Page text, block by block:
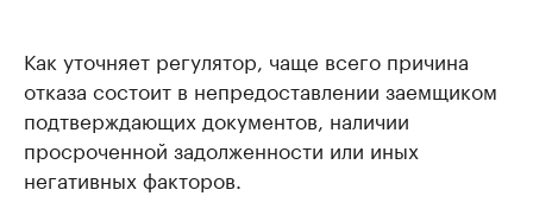
Как уточняет регулятор, чаще всего причина
отказа состоит в непредоставлении заемщиком
подтверждающих документов, наличии
просроченной задолженности или иных
негативных факторов.